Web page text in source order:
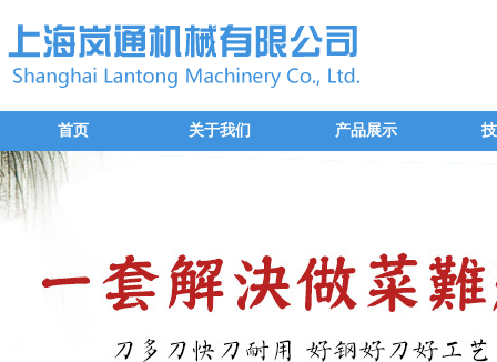
首页 关于我们 产品展示